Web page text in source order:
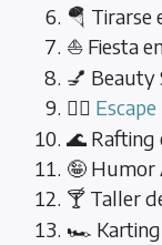
🪂 Tirarse
⛵ Fiesta
💅 Beauty
🕵️‍♀️
🌊 Rafting
🤪 Humor
🍸 Taller
🏎️ Karting